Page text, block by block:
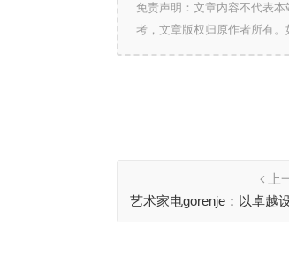
免责声明：文章内容不代表
考，文章版权归原作者所有
上
艺术家电gorenje：以卓越